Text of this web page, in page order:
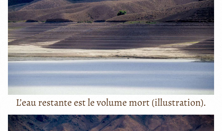
L’eau restante est le volume mort (illustration).